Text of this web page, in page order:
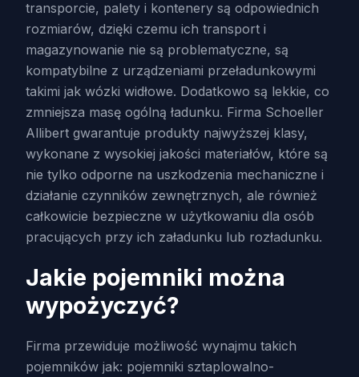
transporcie, palety i kontenery są odpowiednich
rozmiarów, dzięki czemu ich transport i
magazynowanie nie są problematyczne, są
kompatybilne z urządzeniami przeładunkowymi
takimi jak wózki widłowe. Dodatkowo są lekkie, co
zmniejsza masę ogólną ładunku. Firma Schoeller
Allibert gwarantuje produkty najwyższej klasy,
wykonane z wysokiej jakości materiałów, które są
nie tylko odporne na uszkodzenia mechaniczne i
działanie czynników zewnętrznych, ale również
całkowicie bezpieczne w użytkowaniu dla osób
pracujących przy ich załadunku lub rozładunku.
Jakie pojemniki można
wypożyczyć?
Firma przewiduje możliwość wynajmu takich
pojemników jak: pojemniki sztaplowalno-